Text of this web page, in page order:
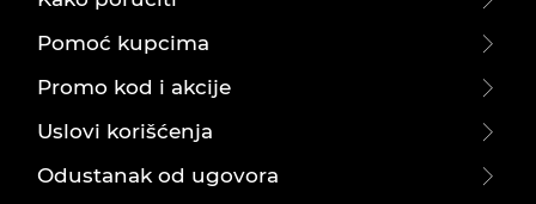
Pomoć kupcima
Promo kod i akcije
Uslovi korišćenja
Odustanak od ugovora